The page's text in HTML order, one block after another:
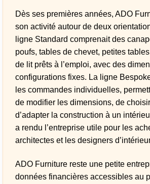
Dès ses premières années, ADO
son activité autour de deux
ligne Standard comprenait des
poufs, tables de chevet, petites
de lit prêts à l’emploi, avec des
configurations fixes. La ligne
les commandes individuelles,
de modifier les dimensions, de
d’adapter la construction à un
a rendu l’entreprise utile pour les
architectes et les designers
ADO Furniture reste une petite
données financières accessibles au